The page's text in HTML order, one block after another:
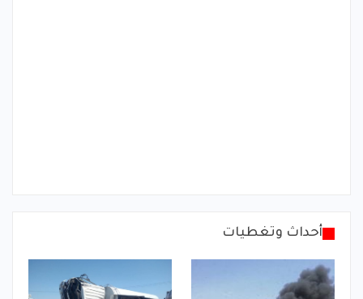
أحداث وتغطيات